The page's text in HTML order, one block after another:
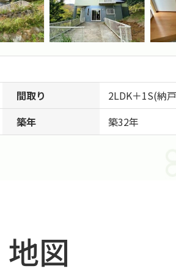
間取り
2LDK＋1S(納
築年 築32年
地図